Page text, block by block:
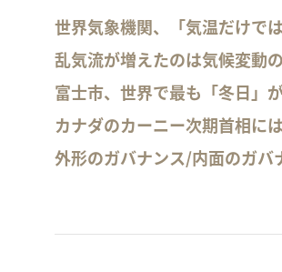
世界気象機関、「気温だけで
乱気流が増えたのは気候変動
富士市、世界で最も「冬日」
カナダのカーニー次期首相に
外形のガバナンス/内面のガバ